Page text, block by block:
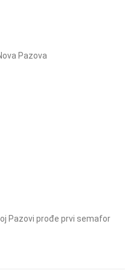
Pazova
Pazovi prođe prvi semafor